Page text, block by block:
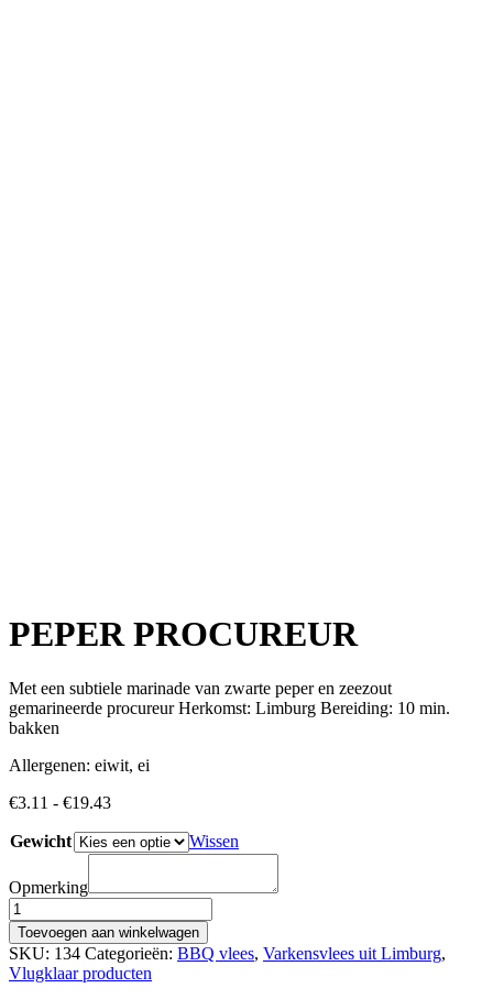
PEPER PROCUREUR
Met een subtiele marinade van zwarte peper en zeezout
gemarineerde procureur Herkomst: Limburg Bereiding: 10 min.
bakken
Allergenen: eiwit, ei
€3.11 - €19.43Prijsklasse:
tot
€19.43
Gewicht Wissen
Opmerking
PEPER
PROCUREUR
aantal
Toevoegen aan winkelwagen
SKU: 134 Categorieën: BBQ vlees, Varkensvlees uit Limburg,
Vlugklaar producten